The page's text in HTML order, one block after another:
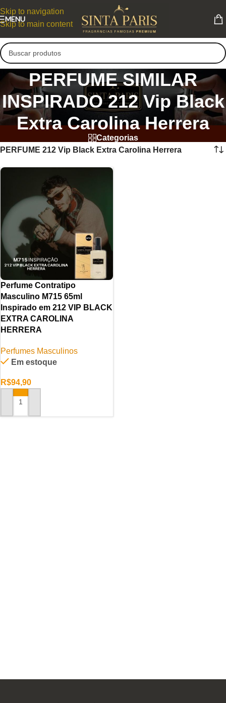
Skip to navigation
Skip to main content
MENU
PERFUME SIMILAR
INSPIRADO 212 Vip Black
Extra Carolina Herrera
Categorias
PERFUME 212 Vip Black Extra Carolina Herrera
Perfume Contratipo
Masculino M715 65ml
Inspirado em 212 VIP BLACK
EXTRA CAROLINA
HERRERA
Perfumes Masculinos
Em estoque
R$94,90
ADICIONAR AO CARRINHO